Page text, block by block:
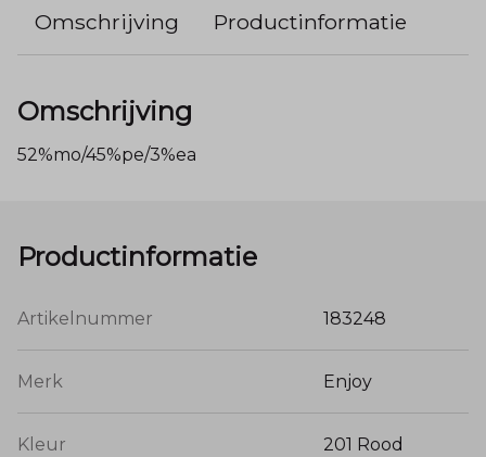
Omschrijving Productinformatie
Omschrijving
52%mo/45%pe/3%ea
Productinformatie
Artikelnummer 183248
Merk Enjoy
Kleur 201 Rood